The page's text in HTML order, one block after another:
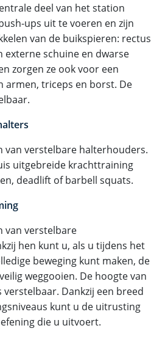
deel van het station
ups uit te voeren en zijn
van de buikspieren: rectus
schuine en dwarse
zorgen ze ook voor een
armen, triceps en borst. De
van verstelbare halterhouders.
uitgebreide krachttraining
deadlift of barbell squats.
van verstelbare
hen kunt u, als u tijdens het
beweging kunt maken, de
weggooien. De hoogte van
verstelbaar. Dankzij een breed
kunt u de uitrusting
die u uitvoert.